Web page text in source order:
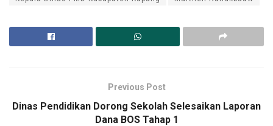
Previous Post
Dinas Pendidikan Dorong Sekolah Selesaikan Laporan
Dana BOS Tahap 1